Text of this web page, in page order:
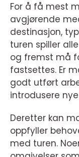
For å få mest
avgjørende
destinasjon,
turen spiller
og fremst må
fastsettes. Er
godt utført
introdusere
Deretter kan
oppfyller
med turen.